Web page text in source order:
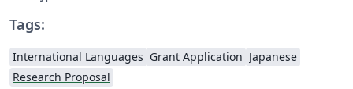
Tags:
International Languages Grant Application Japanese
Research Proposal